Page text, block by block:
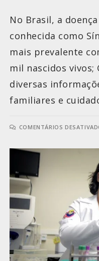
No Brasil, a
conhecida como
mais prevalente
mil nascidos vivos;
diversas
familiares e
COMENTÁRIOS